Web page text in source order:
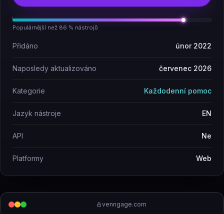
venngage.com
Populárnější než 86 % nástrojů
Přidáno únor 2022
Naposledy aktualizováno červenec 2026
Kategorie Každodenní pomoc
Jazyk nástroje EN
API Ne
Platformy Web